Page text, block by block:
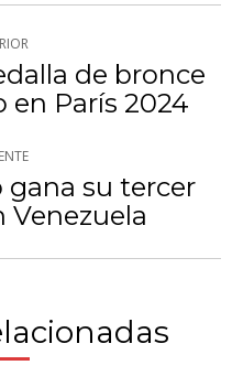
de bronce
en París 2024
siguiente:
gana su tercer
Venezuela